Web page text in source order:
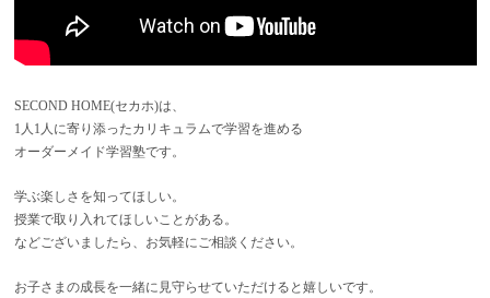
SECOND HOME(セカホ)は、
1人1人に寄り添ったカリキュラムで学習を進める
オーダーメイド学習塾です。
学ぶ楽しさを知ってほしい。
授業で取り入れてほしいことがある。
などございましたら、お気軽にご相談ください。
お子さまの成長を一緒に見守らせていただけると嬉しいです。